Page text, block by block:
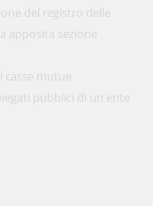
del registro delle
apposita sezione
casse mutue
pubblici di un ente